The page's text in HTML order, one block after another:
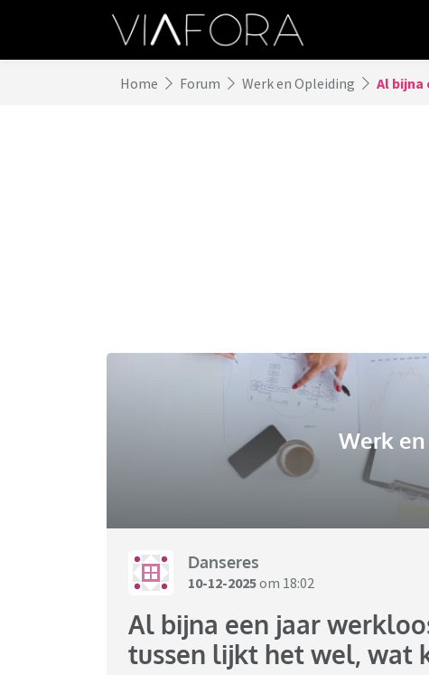
Home Forum Werk en Opleiding Al bijna
Werk
Danseres
10-12-2025om 18:02
Al bijna een jaar
tussen lijkt het wel, wat